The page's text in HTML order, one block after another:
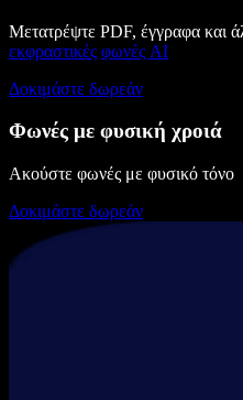
Μετατρέψτε PDF, έγγραφα και
εκφραστικές φωνές AI
Δοκιμάστε δωρεάν
Φωνές με φυσική χροιά
Ακούστε φωνές με φυσικό τόνο
Δοκιμάστε δωρεάν